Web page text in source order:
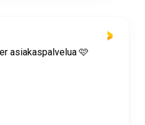
asiakaspalvelua 🩷